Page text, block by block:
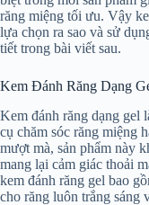
răng miệng tối ưu. Vậy
lựa chọn ra sao và sử
tiết trong bài viết sau.
Kem Đánh Răng Dạng
Kem đánh răng dạng gel
cụ chăm sóc răng miệng
mượt mà, sản phẩm này
mang lại cảm giác thoải
kem đánh răng gel bao
cho răng luôn trắng sáng